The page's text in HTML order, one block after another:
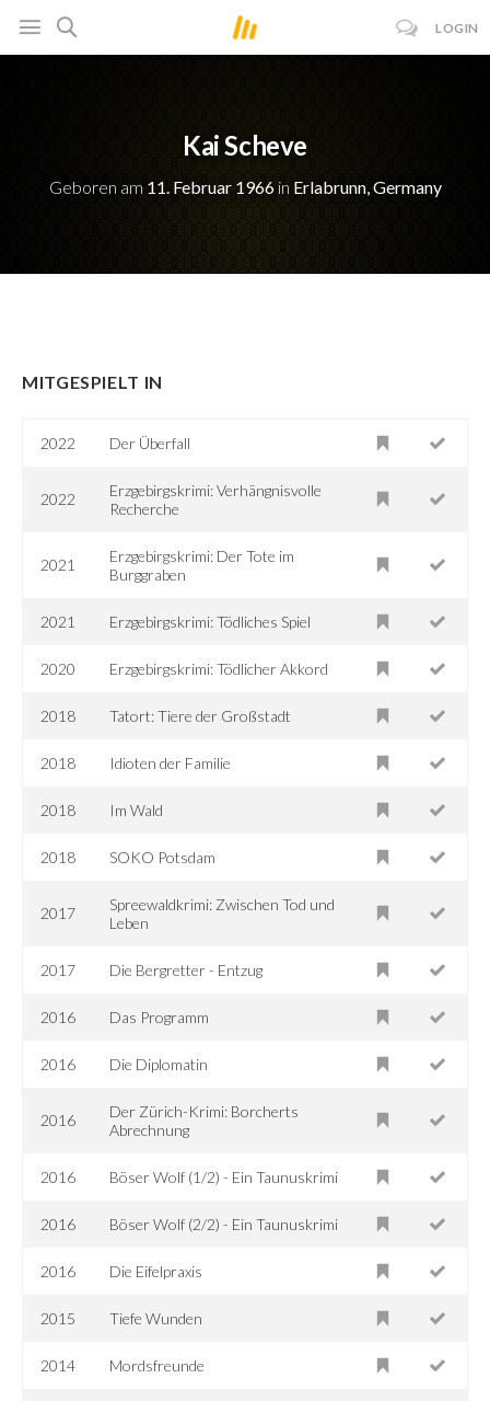
LOGIN
Kai Scheve
Geboren am 11. Februar 1966in Erlabrunn, Germany
MITGESPIELT IN
2022 Der Überfall
2022
Erzgebirgskrimi: Verhängnisvolle
Recherche
2021
Erzgebirgskrimi: Der Tote im
Burggraben
2021 Erzgebirgskrimi: Tödliches Spiel
2020 Erzgebirgskrimi: Tödlicher Akkord
2018 Tatort: Tiere der Großstadt
2018 Idioten der Familie
2018 Im Wald
2018 SOKO Potsdam
2017
Spreewaldkrimi: Zwischen Tod und
Leben
2017 Die Bergretter - Entzug
2016 Das Programm
2016 Die Diplomatin
2016
Der Zürich-Krimi: Borcherts
Abrechnung
2016 Böser Wolf (1/2) - Ein Taunuskrimi
2016 Böser Wolf (2/2) - Ein Taunuskrimi
2016 Die Eifelpraxis
2015 Tiefe Wunden
2014 Mordsfreunde